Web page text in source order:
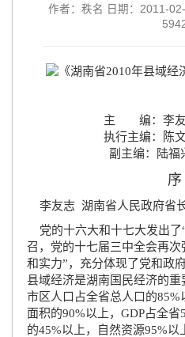
作者：秩名 日期：2011-
主 编：李
执行主编：陈
副主编：陆
序
李友志 湖南省人民政府省
党的十六大和十七大发出了
召，党的十七届三中全会再
和实力”，充分体现了党和政
县域经济是湖南国民经济的
市区人口占全省总人口的
面积的90%以上，GDP占全
的45%以上，自然资源95%